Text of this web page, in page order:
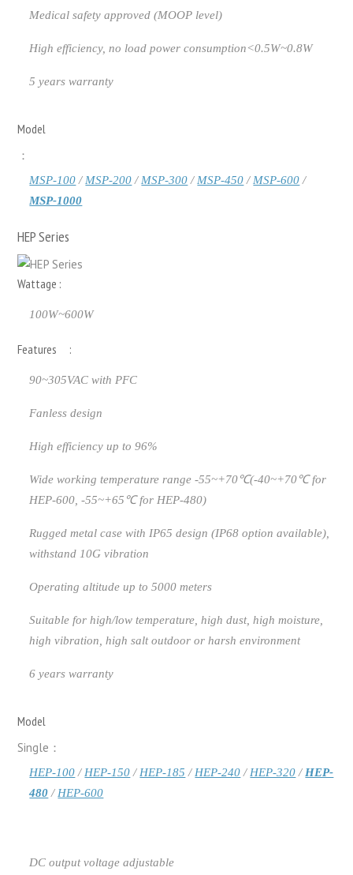
Medical safety approved (MOOP level)
High efficiency, no load power consumption<0.5W~0.8W
5 years warranty
Model
：
MSP-100/MSP-200/MSP-300/MSP-450/MSP-600/
MSP-1000
HEP Series
Wattage :
100W~600W
Features :
90~305VAC with PFC
Fanless design
High efficiency up to 96%
Wide working temperature range -55~+70℃(-40~+70℃ for
HEP-600, -55~+65℃ for HEP-480)
Rugged metal case with IP65 design (IP68 option available),
withstand 10G vibration
Operating altitude up to 5000 meters
Suitable for high/low temperature, high dust, high moisture,
high vibration, high salt outdoor or harsh environment
6 years warranty
Model
Single：
HEP-100/HEP-150/HEP-185 /HEP-240/HEP-320/HEP-
480/HEP-600
DC output voltage adjustable